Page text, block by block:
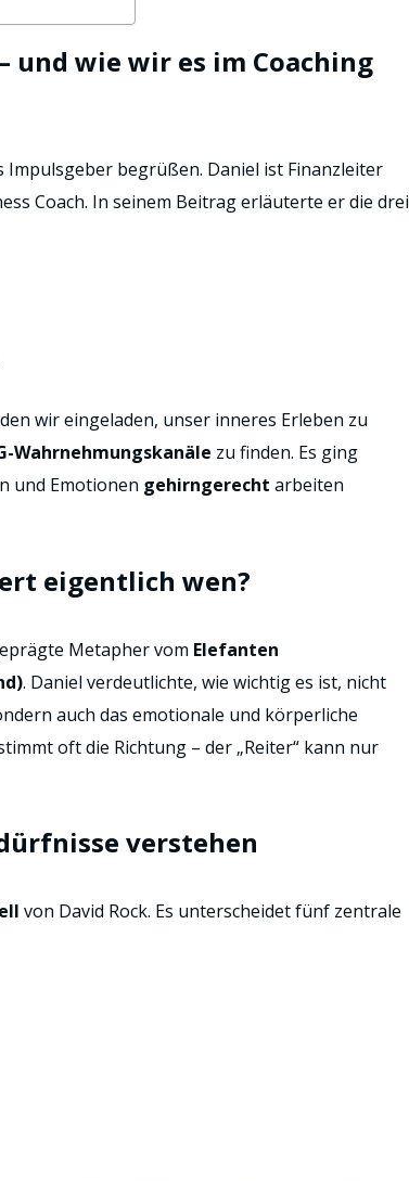
und wie wir es im Coaching
Impulsgeber begrüßen. Daniel ist Finanzleiter
Coach. In seinem Beitrag erläuterte er die drei
wir eingeladen, unser inneres Erleben zu
Wahrnehmungskanäle zu finden. Es ging
und Emotionen gehirngerecht arbeiten
eigentlich wen?
Metapher vom Elefanten
. Daniel verdeutlichte, wie wichtig es ist, nicht
auch das emotionale und körperliche
oft die Richtung – der „Reiter“ kann nur
verstehen
von David Rock. Es unterscheidet fünf zentrale